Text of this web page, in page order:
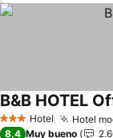
3 Estrellas
Hotel Hotel
B&B HOTEL
8,4 Muy bueno